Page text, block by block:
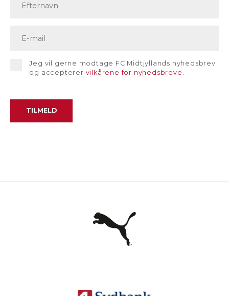
Jeg vil gerne modtage FC Midtjyllands nyhedsbrev
og accepterer vilkårene for nyhedsbreve